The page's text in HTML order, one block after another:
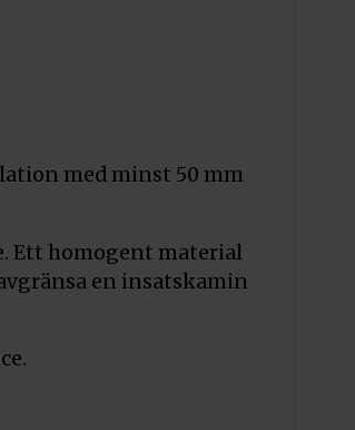
med minst 50 mm
Ett homogent material
en insatskamin